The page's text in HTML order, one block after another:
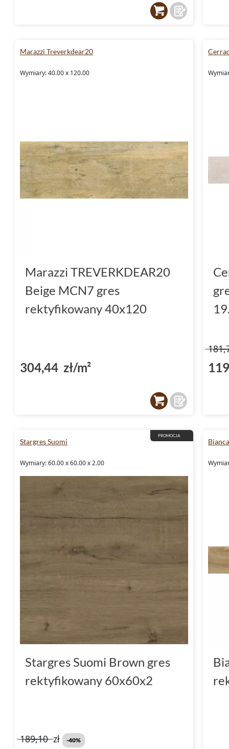
Marazzi Treverkdear20
Wymiary: 40.00 x 120.00
Marazzi TREVERKDEAR20
Beige MCN7 gres
rektyfikowany 40x120
304,44 zł/m²
PROMOCJA
Stargres Suomi
Wymiary: 60.00 x 60.00 x 2.00
Stargres Suomi Brown gres
rektyfikowany 60x60x2
189,10zł -40%